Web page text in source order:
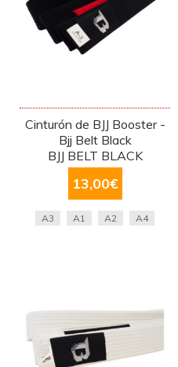
Cinturón de BJJ Booster -
Bjj Belt Black
BJJ BELT BLACK
13,00€
A3 A1 A2 A4